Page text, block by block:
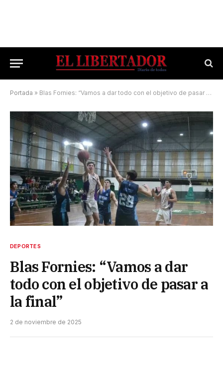
Portada » Blas Fornies: “Vamos a dar todo con el objetivo de pasar a la final”
DEPORTES
Blas Fornies: “Vamos a dar
todo con el objetivo de pasar a
la final”
2 de noviembre de 2025